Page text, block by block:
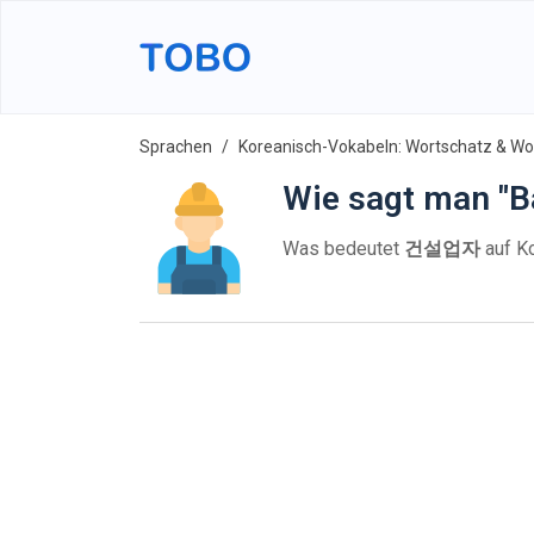
Sprachen Koreanisch-Vokabeln: Wortschatz &
Wie sagt man
Was bedeutet 건설업자auf